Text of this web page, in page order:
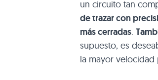
un circuito tan
de trazar con
más cerradas.
supuesto, es
la mayor velocidad